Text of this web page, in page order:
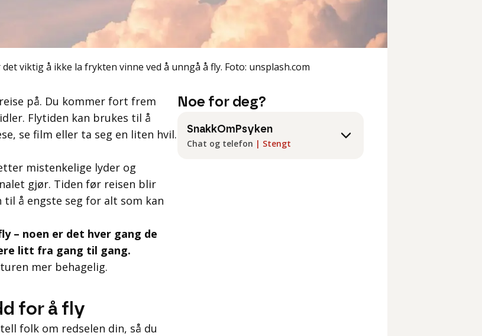
det viktig å ikke la frykten vinne ved å unngå å fly. Foto: unsplash.com
på. Du kommer fort frem
Flytiden kan brukes til å
se film eller ta seg en liten hvil.
mistenkelige lyder og
gjør. Tiden før reisen blir
å engste seg for alt som kan
– noen er det hver gang de
litt fra gang til gang.
mer behagelig.
for å fly
folk om redselen din, så du
Noe for deg?
SnakkOmPsyken
Chat og telefon | Stengt